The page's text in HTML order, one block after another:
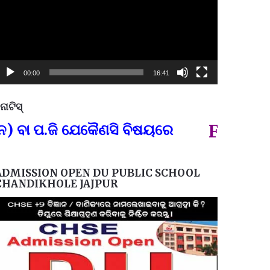
00:00 16:41
ଯେକୈଣସି ବିଷୟରେ FOR GOVT
OPEN DU PUBLIC SCHOOL
JAJPUR